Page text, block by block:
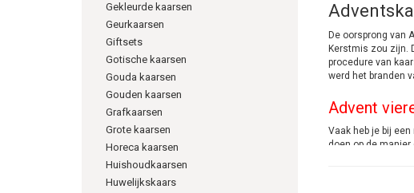
Gekleurde kaarsen
Geurkaarsen
Giftsets
Gotische kaarsen
Gouda kaarsen
Gouden kaarsen
Grafkaarsen
Grote kaarsen
Horeca kaarsen
Huishoudkaarsen
Huwelijkskaars
De oorsprong van
Kerstmis zou zijn.
procedure van
werd het branden
Advent
Vaak heb je bij
doen op de
Mensen met een